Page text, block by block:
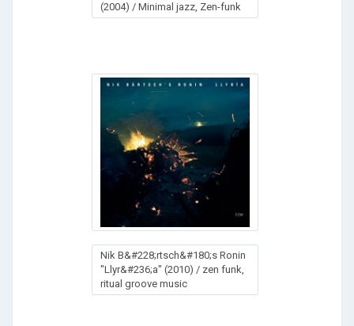
(2004) / Minimal jazz, Zen-funk
Nik B&#228;rtsch&#180;s Ronin
"Llyr&#236;a" (2010) / zen funk,
ritual groove music